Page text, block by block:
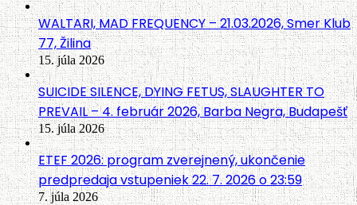
WALTARI, MAD FREQUENCY – 21.03.2026, Smer Klub
77, Žilina
15. júla 2026
SUICIDE SILENCE, DYING FETUS, SLAUGHTER TO
PREVAIL – 4. február 2026, Barba Negra, Budapešť
15. júla 2026
ETEF 2026: program zverejnený, ukončenie
predpredaja vstupeniek 22. 7. 2026 o 23:59
7. júla 2026